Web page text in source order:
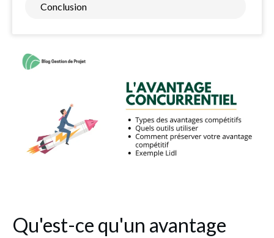
Conclusion
Qu'est-ce qu'un avantage